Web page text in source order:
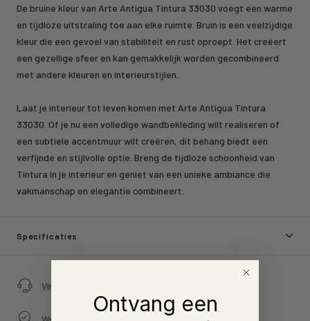
De bruine kleur van Arte Antigua Tintura 33030 voegt een warme
en tijdloze uitstraling toe aan elke ruimte. Bruin is een veelzijdige
kleur die een gevoel van stabiliteit en rust oproept. Het creëert
een gezellige sfeer en kan gemakkelijk worden gecombineerd
met andere kleuren en interieurstijlen.
Laat je interieur tot leven komen met Arte Antigua Tintura
33030. Of je nu een volledige wandbekleding wilt realiseren of
een subtiele accentmuur wilt creëren, dit behang biedt een
verfijnde en stijlvolle optie. Breng de tijdloze schoonheid van
Tintura in je interieur en geniet van een unieke ambiance die
vakmanschap en elegantie combineert.
Specificaties
Verzending en retouren
Webwinkelkeur
Ontvang een